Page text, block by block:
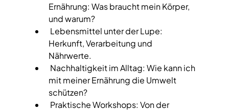
Ernährung: Was braucht mein Körper,
und warum?
Herkunft, Verarbeitung und
Nährwerte.
mit meiner Ernährung die Umwelt
schützen?